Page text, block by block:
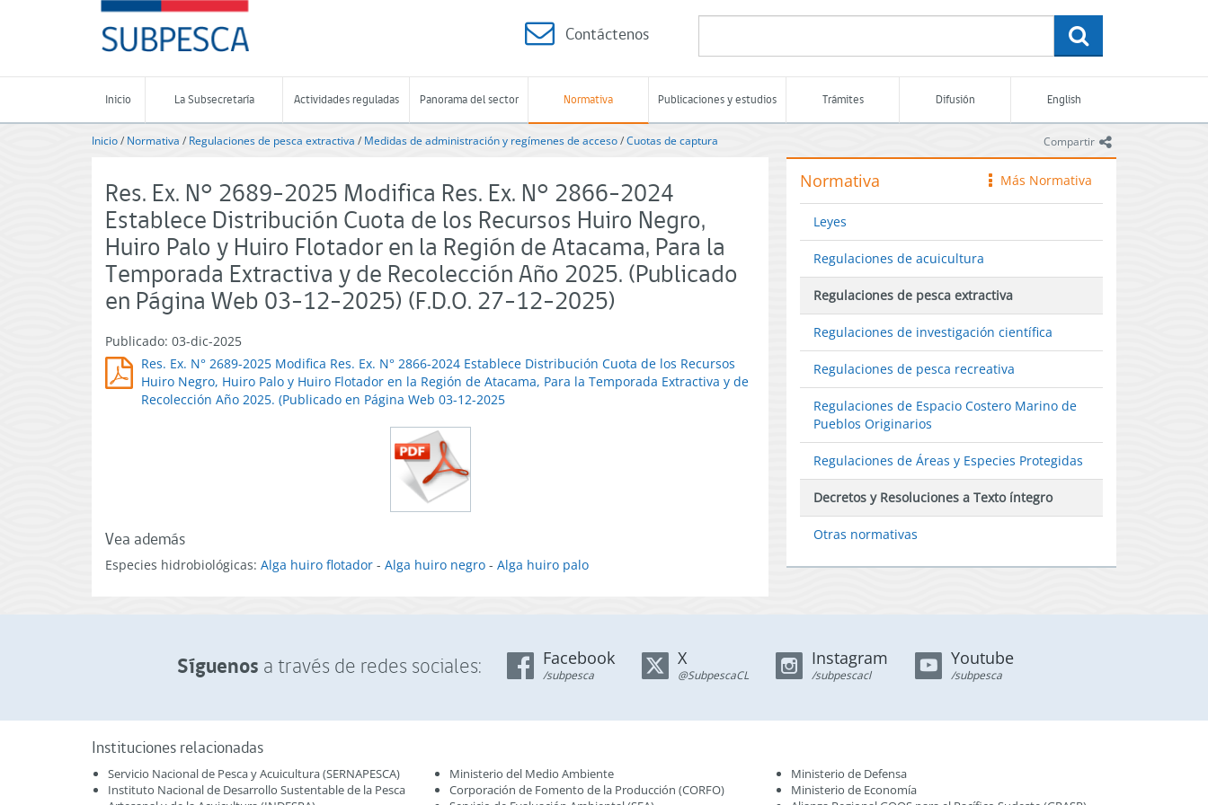
-
Subsecretaría
de
Pesca
Acuicultura
-
de
Chile
Contáctenos
Inicio La Subsecretaría Actividades reguladas Panorama del sector Normativa Publicaciones y estudios Trámites Difusión English
Compartir icono
Inicio/ Normativa / Regulaciones de pesca extractiva / Medidas de administración y regímenes de acceso/Cuotas de captura
Res. Ex. N° 2689-2025 Modifica Res. Ex. N° 2866-2024
Establece Distribución Cuota de los Recursos Huiro Negro,
Huiro Palo y Huiro Flotador en la Región de Atacama, Para la
Temporada Extractiva y de Recolección Año 2025. (Publicado
en Página Web 03-12-2025) (F.D.O. 27-12-2025)
Publicado: 03-dic-2025
Res. Ex. N° 2689-2025 Modifica Res. Ex. N° 2866-2024 Establece Distribución Cuota de los Recursos
Huiro Negro, Huiro Palo y Huiro Flotador en la Región de Atacama, Para la Temporada Extractiva y de
Recolección Año 2025. (Publicado en Página Web 03-12-2025
Vea además
Especies hidrobiológicas: Alga huiro flotador - Alga huiro negro - Alga huiro palo
icono
Más Normativa
Normativa
Leyes
Regulaciones de acuicultura
Regulaciones de pesca extractiva
Regulaciones de investigación científica
Regulaciones de pesca recreativa
Regulaciones de Espacio Costero Marino de
Pueblos Originarios
Regulaciones de Áreas y Especies Protegidas
Decretos y Resoluciones a Texto íntegro
Otras normativas
Síguenos a través de redes sociales: Facebook
/subpesca
X
@SubpescaCL
Instagram
/subpescacl
Youtube
/subpesca
Instituciones relacionadas
Servicio Nacional de Pesca y Acuicultura (SERNAPESCA)
Instituto Nacional de Desarrollo Sustentable de la Pesca
Ministerio del Medio Ambiente
Corporación de Fomento de la Producción (CORFO)
Ministerio de Defensa
Ministerio de Economía